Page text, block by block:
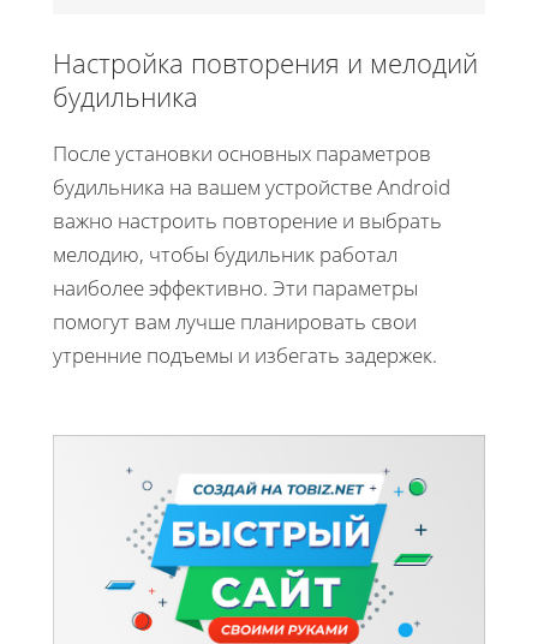
Настройка повторения и мелодий
будильника
После установки основных параметров
будильника на вашем устройстве Android
важно настроить повторение и выбрать
мелодию, чтобы будильник работал
наиболее эффективно. Эти параметры
помогут вам лучше планировать свои
утренние подъемы и избегать задержек.